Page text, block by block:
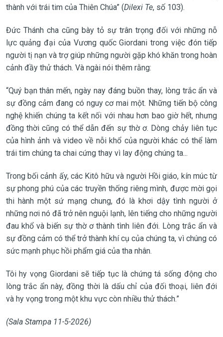
thành với trái tim của Thiên Chúa” (Dilexi Te, số 103).
Đức Thánh cha cũng bày tỏ sự trân trọng đối với những nỗ
lực quảng đại của Vương quốc Giordani trong việc đón tiếp
người tị nạn và trợ giúp những người gặp khó khăn trong hoàn
cảnh đầy thử thách. Và ngài nói thêm rằng:
“Quý bạn thân mến, ngày nay đáng buồn thay, lòng trắc ẩn và
sự đồng cảm đang có nguy cơ mai một. Những tiến bộ công
nghệ khiến chúng ta kết nối với nhau hơn bao giờ hết, nhưng
đồng thời cũng có thể dẫn đến sự thờ ơ. Dòng chảy liên tục
của hình ảnh và video về nỗi khổ của người khác có thể làm
trái tim chúng ta chai cứng thay vì lay động chúng ta...
Trong bối cảnh ấy, các Kitô hữu và người Hồi giáo, kín múc từ
sự phong phú của các truyền thống riêng mình, được mời gọi
thi hành một sứ mạng chung, đó là khơi dậy tình người ở
những nơi nó đã trở nên nguội lạnh, lên tiếng cho những người
đau khổ và biến sự thờ ơ thành tình liên đới. Lòng trắc ẩn và
sự đồng cảm có thể trở thành khí cụ của chúng ta, vì chúng có
sức mạnh phục hồi phẩm giá của tha nhân.
Tôi hy vọng Giordani sẽ tiếp tục là chứng tá sống động cho
lòng trắc ẩn này, đồng thời là dấu chỉ của đối thoại, liên đới
và hy vọng trong một khu vực còn nhiều thử thách.”
(Sala Stampa 11-5-2026)